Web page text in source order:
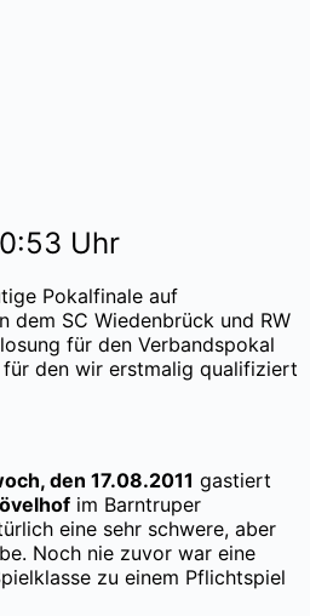
Uhr
Pokalfinale auf
dem SC Wiedenbrück und RW
für den Verbandspokal
den wir erstmalig qualifiziert
den 17.08.2011 gastiert
im Barntruper
eine sehr schwere, aber
Noch nie zuvor war eine
zu einem Pflichtspiel